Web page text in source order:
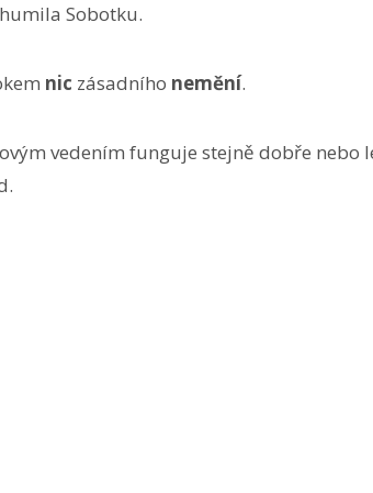
Sobotku.
nic zásadního nemění.
vedením funguje stejně dobře nebo